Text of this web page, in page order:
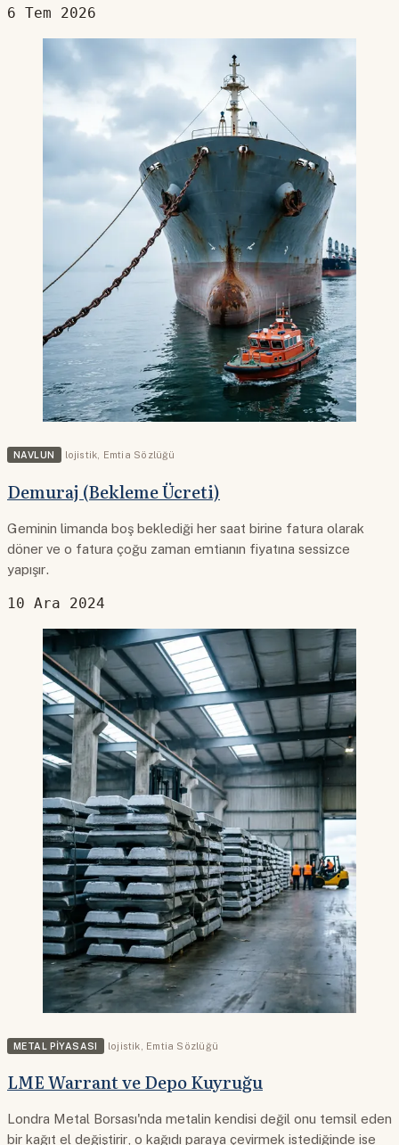
6 Tem 2026
NAVLUN lojistik Emtia Sözlüğü
Demuraj (Bekleme Ücreti)
Geminin limanda boş beklediği her saat birine fatura olarak
döner ve o fatura çoğu zaman emtianın fiyatına sessizce
yapışır.
10 Ara 2024
METAL PIYASASI lojistik Emtia Sözlüğü
LME Warrant ve Depo Kuyruğu
Londra Metal Borsası'nda metalin kendisi değil onu temsil eden
bir kağıt el değiştirir, o kağıdı paraya çevirmek istediğinde ise